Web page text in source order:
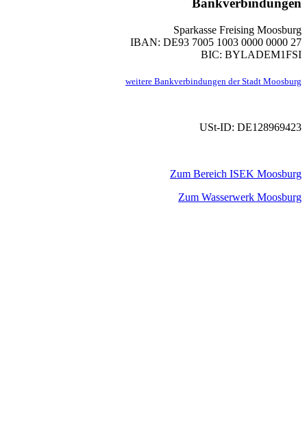
Bankverbindungen
Sparkasse Freising Moosburg
IBAN: DE93 7005 1003 0000 0000 27
BIC: BYLADEM1FSI
weitere Bankverbindungen der Stadt Moosburg
USt-ID: DE128969423
Zum Bereich ISEK Moosburg
Zum Wasserwerk Moosburg